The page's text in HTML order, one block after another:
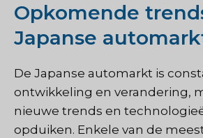
Opkomende
Japanse
De Japanse automarkt is
ontwikkeling en verandering,
nieuwe trends en
opduiken. Enkele van de